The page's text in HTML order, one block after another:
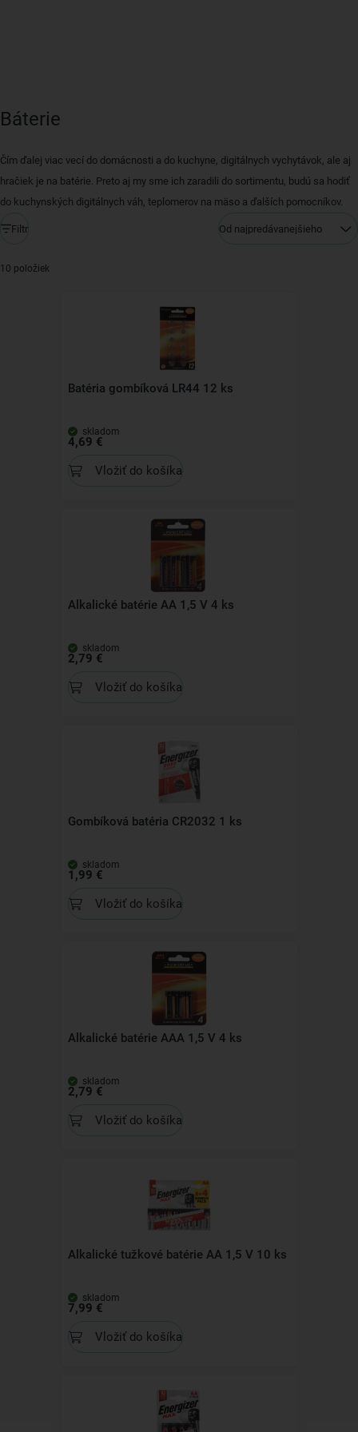
Báterie
Čím ďalej viac vecí do domácnosti a do kuchyne, digitálnych vychytávok, ale aj
hračiek je na batérie. Preto aj my sme ich zaradili do sortimentu, budú sa hodiť
do kuchynských digitálnych váh, teplomerov na mäso a ďalších pomocníkov.
Filtr Od najpredávanejšieho
10 položiek
Batéria gombíková LR44 12 ks
skladom
4,69 €
Vložiť do košíka
Alkalické batérie AA 1,5 V 4 ks
skladom
2,79 €
Vložiť do košíka
Gombíková batéria CR2032 1 ks
skladom
1,99 €
Vložiť do košíka
Alkalické batérie AAA 1,5 V 4 ks
skladom
2,79 €
Vložiť do košíka
Alkalické tužkové batérie AA 1,5 V 10 ks
skladom
7,99 €
Vložiť do košíka